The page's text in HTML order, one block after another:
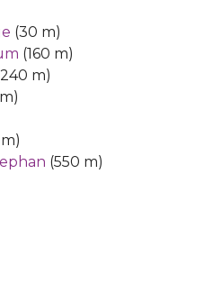
(30 m)
(160 m)
m)
(550 m)